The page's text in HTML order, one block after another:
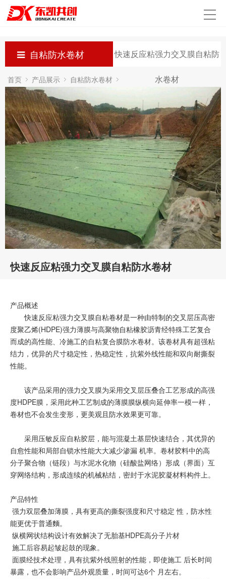
关于我们
新闻动态
工程案例
生产实力
发货现场
联系我们
自粘防水卷材 快速反应粘强力交叉膜自粘防
水卷材
首页 产品展示 自粘防水卷材
快速反应粘强力交叉膜自粘防水卷材
快速反应粘强力交叉膜自粘防水卷材
产品概述
快速反应粘强力交叉膜自粘卷材是一种由特制的交叉层压高密
度聚乙烯(HDPE)强力薄膜与高聚物自粘橡胶沥青经特殊工艺复合
而成的高性能、冷施工的自粘复合膜防水卷材。该卷材具有超强粘
结力，优异的尺寸稳定性，热稳定性，抗紫外线性能和双向耐撕裂
性能。
该产品采用的强力交叉膜为采用交叉层压叠合工艺形成的高强
度HDPE膜，采用此种工艺制成的薄膜膜纵横向延伸率一模一样，
卷材也不会发生变形，更美观且防水效果更可靠。
采用压敏反应自粘胶层，能与混凝土基层快速结合，其优异的
自愈性能和局部自锁水性能大大减少渗漏 机率。卷材胶料中的高
分子聚合物（链段）与水泥水化物（硅酸盐网络）形成（界面）互
穿网络结构，形成连续的机械粘结，密封于水泥胶凝材料构件上。
产品特性
强力双层叠加薄膜，具有更高的撕裂强度和尺寸稳定 性，防水性
能更优于普通麵。
纵横网状结构设计有效解决了无胎基HDPE高分子片材
施工后容易起皱起鼓的现象。
面膜经技术处理，具有抗紫外线照射的性能，即使施工 后长时间
暴露，也不会影响产品外观质量，时间可达6个 月左右。